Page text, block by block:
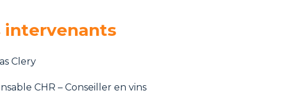
intervenants
Clery
CHR – Conseiller en vins